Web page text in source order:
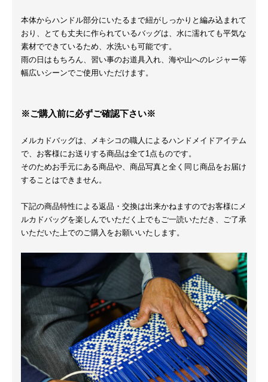
本体からハンドル部分にいたるまで紐がしっかりと編み込まれて
おり、とても丈夫に作られているバッグは、水に濡れても平気な
素材でできているため、水洗いも可能です。
雨の日はもちろん、習い事のお道具入れ、海や山へのレジャー等
幅広いシーンでご使用いただけます。
※ご購入前に必ずご確認下さい※
メルカドバッグは、メキシコの職人によるハンドメイドアイテム
で、お客様にお送りする商品は全て1点ものです。
そのためお手元にある商品や、商品写真と全く同じ商品をお届け
することはできません。
下記の商品特性による返品・交換は出来かねますのでお客様にメ
ルカドバッグを楽しんでいただく上でもご一読いただき、ご了承
いただいた上でのご購入をお願いいたします。